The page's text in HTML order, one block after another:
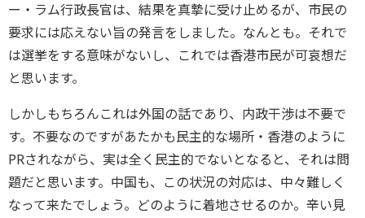
ー・ラム行政長官は、結果を真摯に受け止めるが、市民の
要求には応えない旨の発言をしました。なんとも。それで
は選挙をする意味がないし、これでは香港市民が可哀想だ
と思います。
しかしもちろんこれは外国の話であり、内政干渉は不要で
す。不要なのですがあたかも民主的な場所・香港のように
PRされながら、実は全く民主的でないとなると、それは問
題だと思います。中国も、この状況の対応は、中々難しく
なって来たでしょう。どのように着地させるのか。辛い見